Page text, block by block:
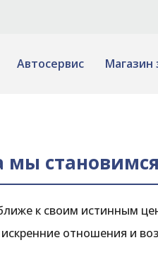
Автосервис Магазин
мы
к своим истинным
отношения и